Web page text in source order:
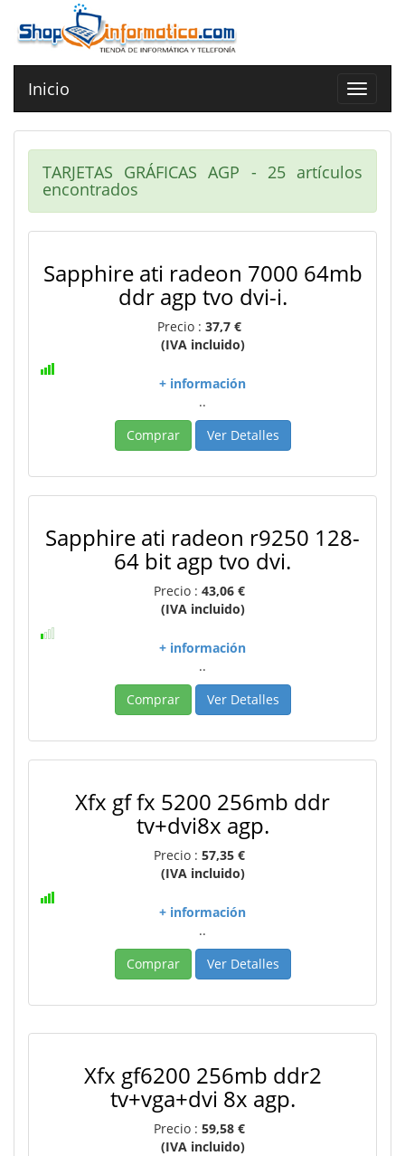
Toggle
Inicio
TARJETAS GRÁFICAS AGP - 25 artículos
encontrados
Sapphire ati radeon 7000 64mb
ddr agp tvo dvi-i.
Precio : 37,7 €
(IVA incluido)
+ información
..
Comprar
Ver Detalles
Sapphire ati radeon r9250 128-
64 bit agp tvo dvi.
Precio : 43,06 €
(IVA incluido)
+ información
..
Comprar
Ver Detalles
Xfx gf fx 5200 256mb ddr
tv+dvi8x agp.
Precio : 57,35 €
(IVA incluido)
+ información
..
Comprar
Ver Detalles
Xfx gf6200 256mb ddr2
tv+vga+dvi 8x agp.
Precio : 59,58 €
(IVA incluido)